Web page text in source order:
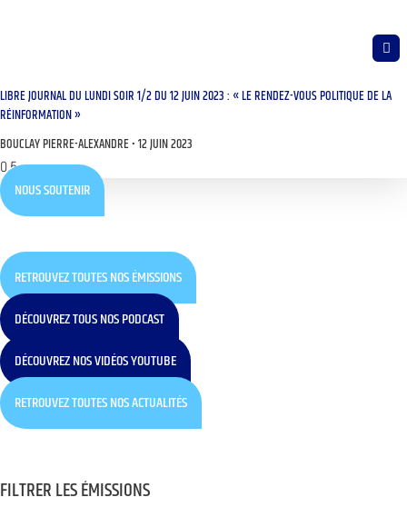
LIBRE JOURNAL DU LUNDI SOIR 1/2 DU 12 JUIN 2023 : « LE RENDEZ-VOUS POLITIQUE DE LA
RÉINFORMATION »
BOUCLAY PIERRE-ALEXANDRE 12 JUIN 2023
NOUS SOUTENIR
RETROUVEZ TOUTES NOS ÉMISSIONS
DÉCOUVREZ TOUS NOS PODCAST
DÉCOUVREZ NOS VIDÉOS YOUTUBE
RETROUVEZ TOUTES NOS ACTUALITÉS
FILTRER LES ÉMISSIONS